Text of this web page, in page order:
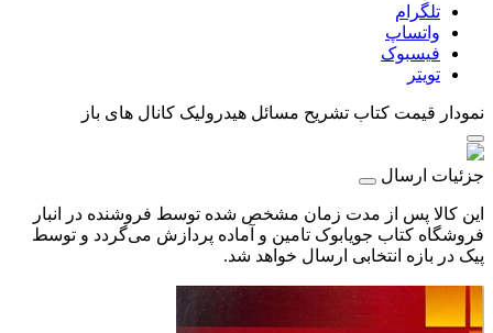
تلگرام
واتساپ
فیسبوک
تویتر
نمودار قیمت کتاب تشریح مسائل هیدرولیک کانال های باز
جزئیات ارسال
این کالا پس از مدت زمان مشخص شده توسط فروشنده در انبار
فروشگاه کتاب جویابوک تامین و آماده پردازش می‌گردد و توسط
پیک در بازه انتخابی ارسال خواهد شد.